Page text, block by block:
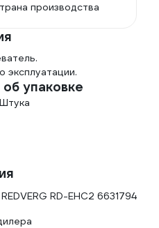
производства
эксплуатации.
упаковке
RD-EHC2 6631794